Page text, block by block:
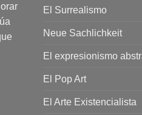
El Surrealismo
Neue Sachlichkeit
El expresionismo
El Pop Art
El Arte Existencialista